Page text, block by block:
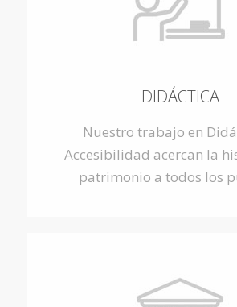
DIDÁCTICA
Nuestro trabajo en
Accesibilidad acercan la
patrimonio a todos los